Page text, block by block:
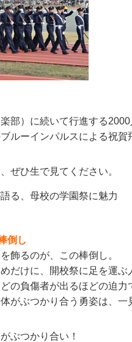
部）に続いて行進する2000
ルーインパルスによる祝賀
ぜひ生で見てください。
倒し
飾るのが、この棒倒し。
だけに、開校祭に足を運ぶ
の負傷者が出るほどの迫力
がぶつかり合う勇姿は、一
ぶつかり合い！